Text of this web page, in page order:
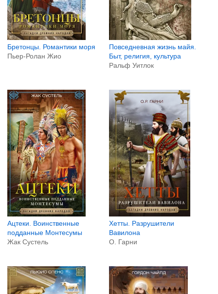
Бретонцы. Романтики моря
Пьер-Ролан Жио
Повседневная жизнь майя.
Быт, религия, культура
Ральф Уитлок
Ацтеки. Воинственные
подданные Монтесумы
Жак Сустель
Хетты. Разрушители
Вавилона
О. Гарни